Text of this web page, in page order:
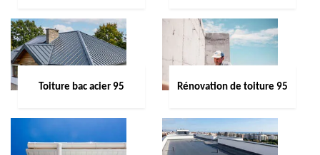
Toiture bac acier 95 Rénovation de toiture 95